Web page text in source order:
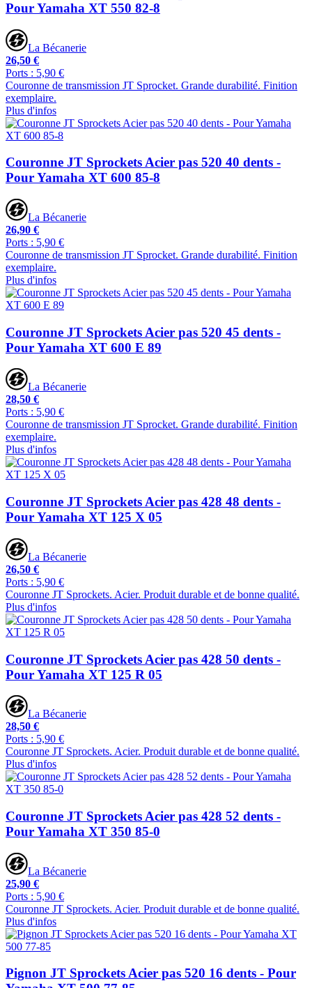
Pour Yamaha XT 550 82-8
La Bécanerie
26,50 €
Ports : 5,90 €
Couronne de transmission JT Sprocket. Grande durabilité. Finition
exemplaire.
Plus d'infos
Couronne JT Sprockets Acier pas 520 40 dents -
Pour Yamaha XT 600 85-8
La Bécanerie
26,90 €
Ports : 5,90 €
Couronne de transmission JT Sprocket. Grande durabilité. Finition
exemplaire.
Plus d'infos
Couronne JT Sprockets Acier pas 520 45 dents -
Pour Yamaha XT 600 E 89
La Bécanerie
28,50 €
Ports : 5,90 €
Couronne de transmission JT Sprocket. Grande durabilité. Finition
exemplaire.
Plus d'infos
Couronne JT Sprockets Acier pas 428 48 dents -
Pour Yamaha XT 125 X 05
La Bécanerie
26,50 €
Ports : 5,90 €
Couronne JT Sprockets. Acier. Produit durable et de bonne qualité.
Plus d'infos
Couronne JT Sprockets Acier pas 428 50 dents -
Pour Yamaha XT 125 R 05
La Bécanerie
28,50 €
Ports : 5,90 €
Couronne JT Sprockets. Acier. Produit durable et de bonne qualité.
Plus d'infos
Couronne JT Sprockets Acier pas 428 52 dents -
Pour Yamaha XT 350 85-0
La Bécanerie
25,90 €
Ports : 5,90 €
Couronne JT Sprockets. Acier. Produit durable et de bonne qualité.
Plus d'infos
Pignon JT Sprockets Acier pas 520 16 dents - Pour